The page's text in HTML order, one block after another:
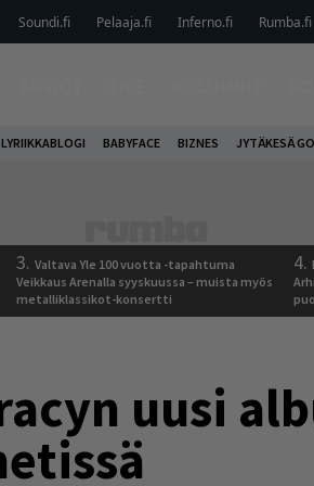
Soundi.fi Pelaaja.fi Inferno.fi Rumba.fi
LYRIIKKABLOGI BABYFACE BIZNES JYTÄKESÄ
3. Valtava Yle 100 vuotta -tapahtuma
Veikkaus Arenalla syyskuussa – muista myös
metalliklassikot-konsertti
4.
uusi